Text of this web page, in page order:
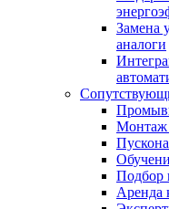
Замена
аналоги
Монтаж
Подбор
Аренда